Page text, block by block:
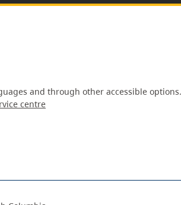
and through other accessible options.
centre